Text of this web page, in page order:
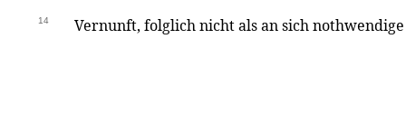
14 Vernunft, folglich nicht als an sich